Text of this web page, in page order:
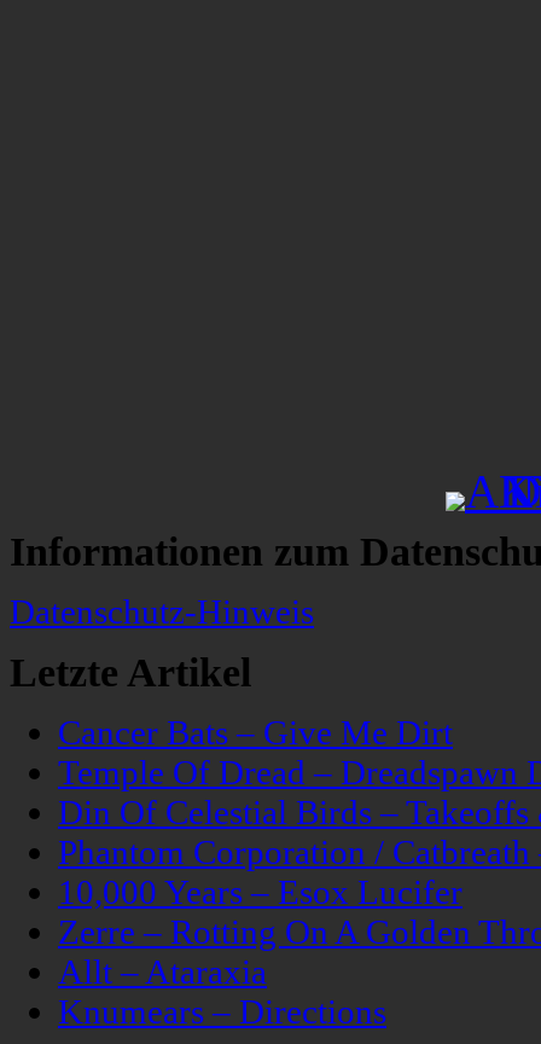
Informationen zum
Datenschutz-Hinweis
Letzte Artikel
Cancer Bats – Give Me Dirt
Temple Of Dread – Dreadspawn
Din Of Celestial Birds –
Phantom Corporation /
10,000 Years – Esox Lucifer
Zerre – Rotting On A Golden
Allt – Ataraxia
Knumears – Directions